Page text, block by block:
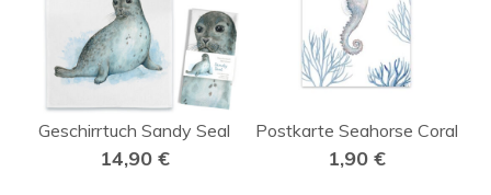
Geschirrtuch Sandy Seal
14,90 €
Postkarte Seahorse Coral
1,90 €